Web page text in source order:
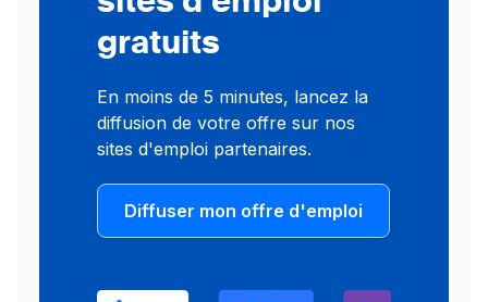
gratuits
En moins de 5 minutes, lancez la
diffusion de votre offre sur nos
sites d'emploi partenaires.
Diffuser mon offre d'emploi